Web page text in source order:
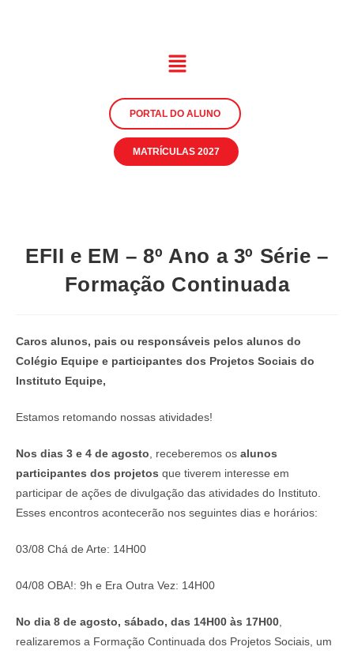
PORTAL DO ALUNO
MATRÍCULAS 2027
EFII e EM – 8º Ano a 3º Série –
Formação Continuada
Caros alunos, pais ou responsáveis pelos alunos do
Colégio Equipe e participantes dos Projetos Sociais do
Instituto Equipe,
Estamos retomando nossas atividades!
Nos dias 3 e 4 de agosto, receberemos os alunos
participantes dos projetos que tiverem interesse em
participar de ações de divulgação das atividades do Instituto.
Esses encontros acontecerão nos seguintes dias e horários:
03/08 Chá de Arte: 14H00
04/08 OBA!: 9h e Era Outra Vez: 14H00
No dia 8 de agosto, sábado, das 14H00 às 17H00,
realizaremos a Formação Continuada dos Projetos Sociais, um